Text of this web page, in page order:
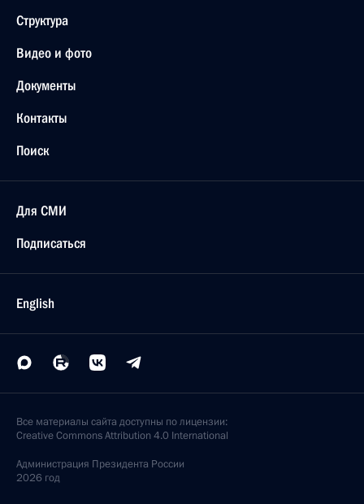
Структура
Видео и фото
Документы
Контакты
Поиск
Для СМИ
Подписаться
English
Все материалы сайта доступны по лицензии:
Creative Commons Attribution 4.0 International
Администрация Президента России
2026 год